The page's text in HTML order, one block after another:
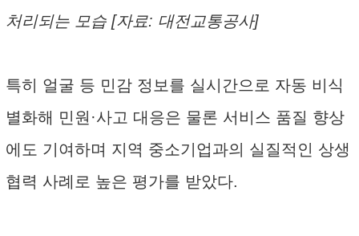
처리되는 모습 [자료: 대전교통공사]
특히 얼굴 등 민감 정보를 실시간으로 자동 비식
별화해 민원·사고 대응은 물론 서비스 품질 향상
에도 기여하며 지역 중소기업과의 실질적인 상생
협력 사례로 높은 평가를 받았다.